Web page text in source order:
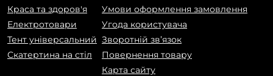
Краса та здоров'я
Електротовари
Тент універсальний
Скатертина на стіл
Умови оформлення замовлення
Угода користувача
Зворотній зв’язок
Повернення товару
Карта сайту